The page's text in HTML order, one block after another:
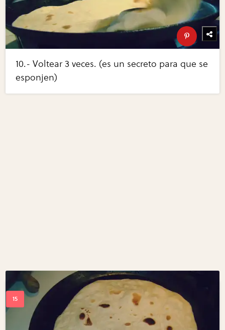
10.- Voltear 3 veces. (es un secreto para que se
esponjen)